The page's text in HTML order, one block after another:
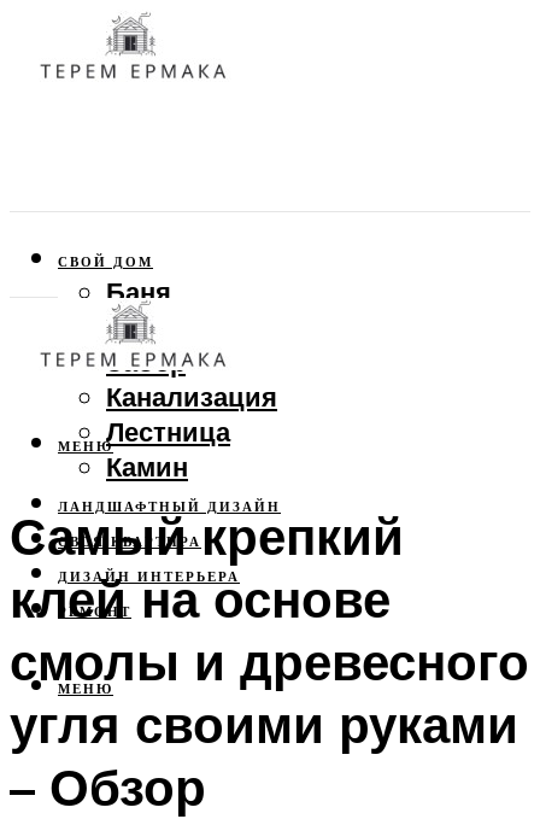
СВОЙ ДОМ
Баня
Веранда
Забор
Канализация
Лестница
Камин
ЛАНДШАФТНЫЙ ДИЗАЙН
СВОЯ КВАРТИРА
ДИЗАЙН ИНТЕРЬЕРА
РЕМОНТ
МЕНЮ
МЕНЮ
Самый крепкий
клей на основе
смолы и древесного
угля своими руками
– Обзор